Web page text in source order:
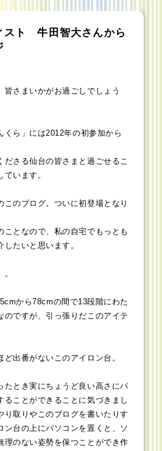
スト 牛田智大さんから
皆さまいかがお過ごしでしょう
くら」には2012年の初参加から
ださる仙台の皆さまと過ごせるこ
います。
このブログ。ついに初登場となり
ことなので、私の自宅でもっとも
たいと思います。
から78cmの間で13段階にわた
のですが、引っ張りだこのアイテ
出番がないこのアイロン台。
たとき実にちょうど良い高さにパ
ることができることに気づきまし
り取りやこのブログを書いたりす
ン台の上にパソコンを置くと、ソ
理のない姿勢を保つことができ作